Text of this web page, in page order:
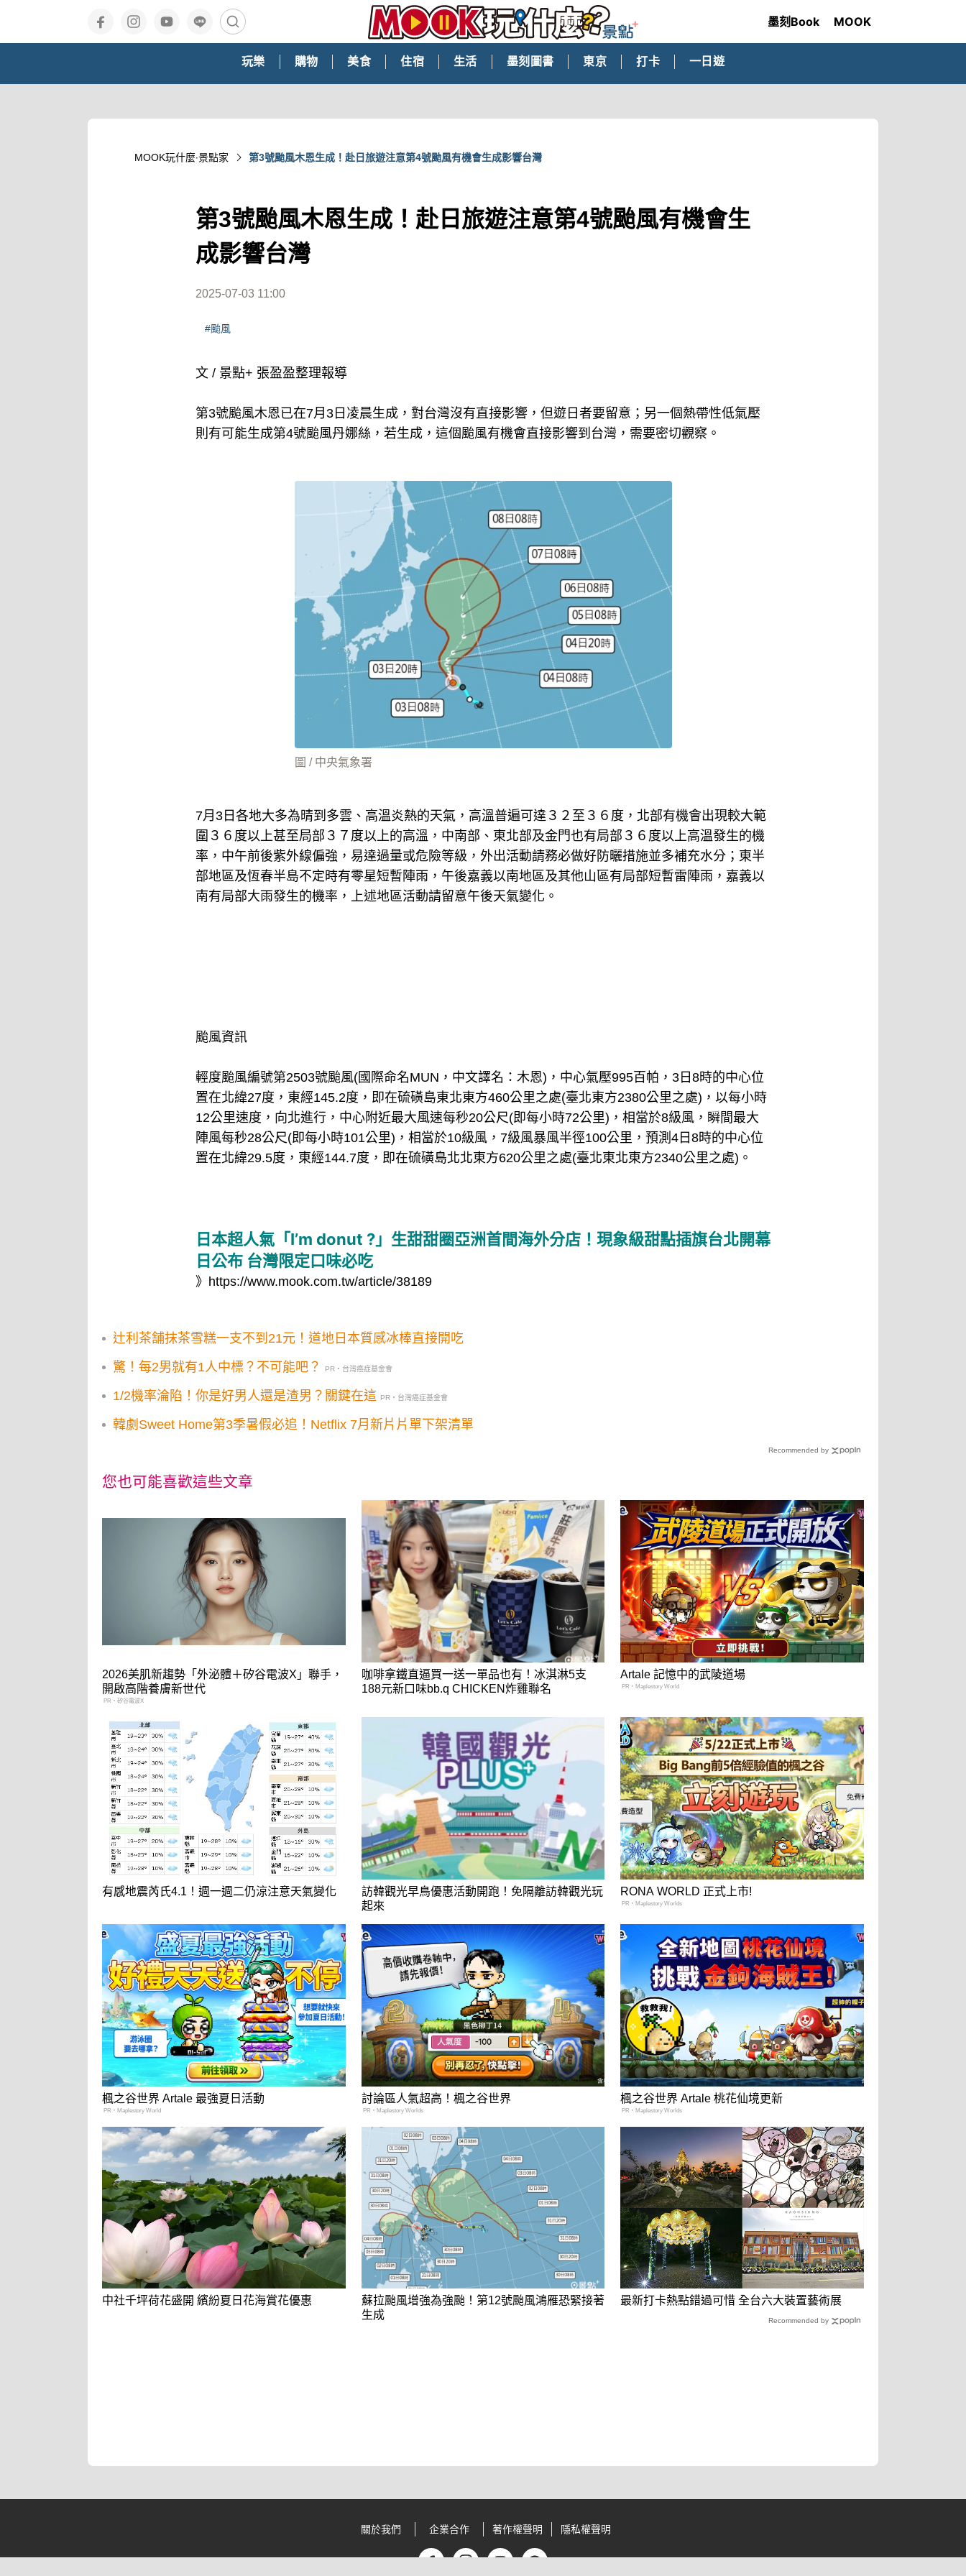
墨刻Book MOOK
玩樂 購物 美食 住宿 生活 墨刻圖書 東京 打卡 一日遊
MOOK玩什麼‧景點家 第3號颱風木恩生成！赴日旅遊注意第4號颱風有機會生成影響台灣
第3號颱風木恩生成！赴日旅遊注意第4號颱風有機會生
成影響台灣
2025-07-03 11:00
#颱風
文 / 景點+ 張盈盈整理報導
第3號颱風木恩已在7月3日凌晨生成，對台灣沒有直接影響，但遊日者要留意；另一個熱帶性低氣壓
則有可能生成第4號颱風丹娜絲，若生成，這個颱風有機會直接影響到台灣，需要密切觀察。
圖 / 中央氣象署
7月3日各地大多為晴到多雲、高溫炎熱的天氣，高溫普遍可達３２至３６度，北部有機會出現較大範
圍３６度以上甚至局部３７度以上的高溫，中南部、東北部及金門也有局部３６度以上高溫發生的機
率，中午前後紫外線偏強，易達過量或危險等級，外出活動請務必做好防曬措施並多補充水分；東半
部地區及恆春半島不定時有零星短暫陣雨，午後嘉義以南地區及其他山區有局部短暫雷陣雨，嘉義以
南有局部大雨發生的機率，上述地區活動請留意午後天氣變化。
颱風資訊
輕度颱風編號第2503號颱風(國際命名MUN，中文譯名：木恩)，中心氣壓995百帕，3日8時的中心位
置在北緯27度，東經145.2度，即在硫磺島東北東方460公里之處(臺北東方2380公里之處)，以每小時
12公里速度，向北進行，中心附近最大風速每秒20公尺(即每小時72公里)，相當於8級風，瞬間最大
陣風每秒28公尺(即每小時101公里)，相當於10級風，7級風暴風半徑100公里，預測4日8時的中心位
置在北緯29.5度，東經144.7度，即在硫磺島北北東方620公里之處(臺北東北東方2340公里之處)。
日本超人氣「I’m donut ?」生甜甜圈亞洲首間海外分店！現象級甜點插旗台北開幕
日公布 台灣限定口味必吃
》 https://www.mook.com.tw/article/38189
辻利茶舗抹茶雪糕一支不到21元！道地日本質感冰棒直接開吃
驚！每2男就有1人中標？不可能吧？
PR・台灣癌症基金會
1/2機率淪陷！你是好男人還是渣男？關鍵在這 PR・台灣癌症基金會
韓劇Sweet Home第3季暑假必追！Netflix 7月新片片單下架清單
Recommended by
您也可能喜歡這些文章
2026美肌新趨勢「外泌體＋矽谷電波X」聯手，
開啟高階養膚新世代
PR・矽谷電波X
咖啡拿鐵直逼買一送一單品也有！冰淇淋5支
188元新口味bb.q CHICKEN炸雞聯名
Artale 記憶中的武陵道場
PR・Maplestory World
有感地震芮氏4.1！週一週二仍涼注意天氣變化
訪韓觀光早鳥優惠活動開跑！免隔離訪韓觀光玩
起來
RONA WORLD 正式上市!
PR・Maplestory Worlds
楓之谷世界 Artale 最強夏日活動
PR・Maplestory World
討論區人氣超高！楓之谷世界
PR・Maplestory Worlds
楓之谷世界 Artale 桃花仙境更新
PR・Maplestory Worlds
中社千坪荷花盛開 繽紛夏日花海賞花優惠
蘇拉颱風增強為強颱！第12號颱風鴻雁恐緊接著
生成
最新打卡熱點錯過可惜 全台六大裝置藝術展
Recommended by
關於我們 企業合作 著作權聲明 隱私權聲明